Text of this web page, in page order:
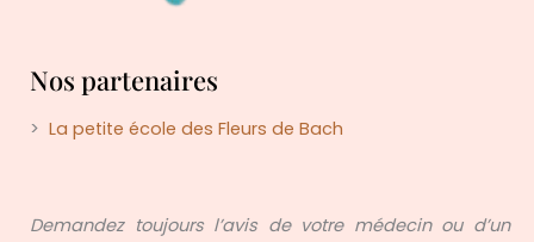
Nos partenaires
> La petite école des Fleurs de Bach
Demandez toujours l’avis de votre médecin ou d’un